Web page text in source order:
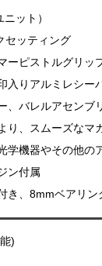
ット）
セッティング
ーピストルグリッ
入りアルミレシー
、バレルアセンブ
り、スムーズなマ
学機器やその他の
ン付属
き、8mmベアリ
)